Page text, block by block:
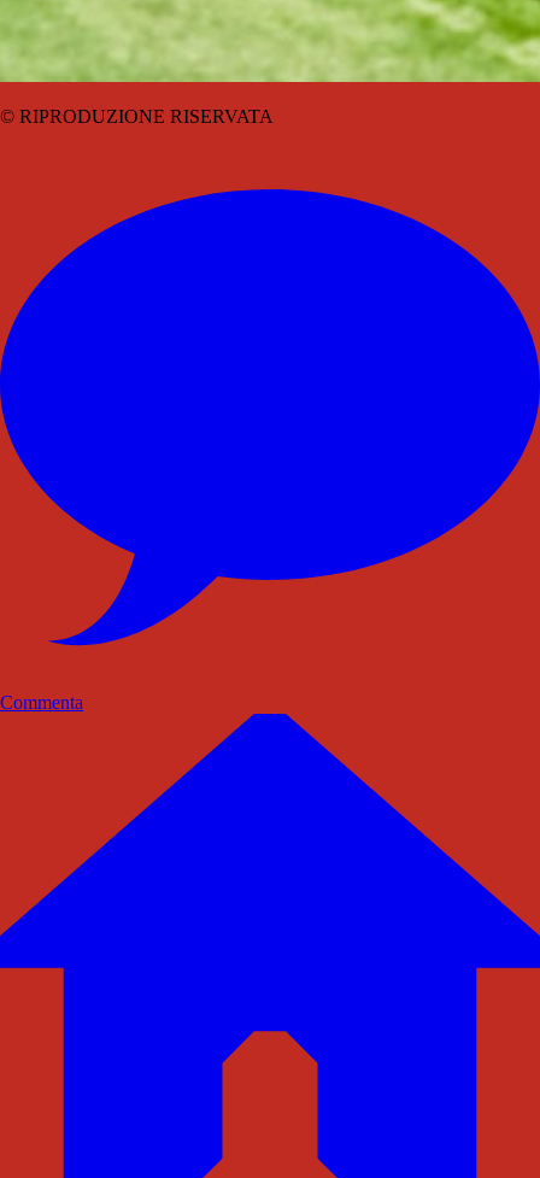
© RIPRODUZIONE RISERVATA
Commenta